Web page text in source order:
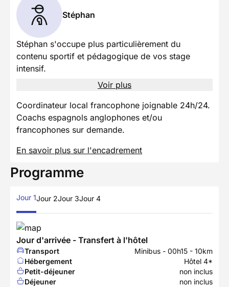
Stéphan
Stéphan s'occupe plus particulièrement du
contenu sportif et pédagogique de vos stage
intensif.
Voir plus
Coordinateur local francophone joignable 24h/24.
Coachs espagnols anglophones et/ou
francophones sur demande.
En savoir plus sur l'encadrement
Programme
Jour 1Jour 2Jour 3Jour 4
Jour d'arrivée - Transfert à l'hôtel
Transport
Minibus - 00h15 - 10km
Hébergement
Hôtel 4*
Petit-déjeuner
non inclus
Déjeuner
non inclus